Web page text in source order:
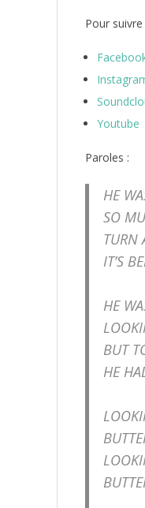
Pour suivre
Youtube
Paroles :
HE
SO
TURN
IT’S
HE
BUT
HE